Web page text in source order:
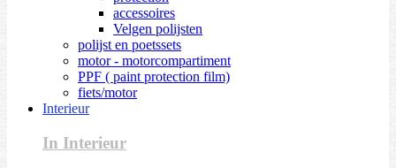
accessoires
Velgen polijsten
polijst en poetssets
motor - motorcompartiment
PPF ( paint protection film)
fiets/motor
Interieur
In Interieur